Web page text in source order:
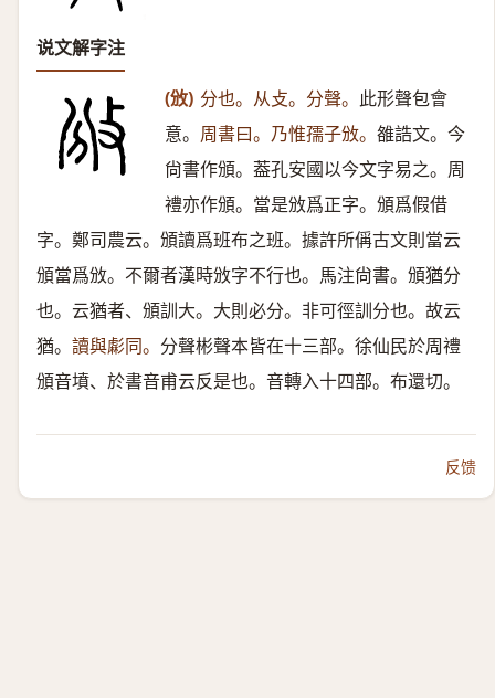
说文解字注
(攽) 分也。从攴。分聲。 此形聲包會
意。 周書曰。乃惟孺子攽。 雒誥文。今
尙書作頒。葢孔安國以今文字易之。周
禮亦作頒。當是攽爲正字。頒爲假借
字。鄭司農云。頒讀爲班布之班。據許所偁古文則當云
頒當爲攽。不爾者漢時攽字不行也。馬注尙書。頒猶分
也。云猶者、頒訓大。大則必分。非可徑訓分也。故云
猶。 讀與虨同。 分聲彬聲本皆在十三部。徐仙民於周禮
頒音墳、於書音甫云反是也。音轉入十四部。布還切。
反馈